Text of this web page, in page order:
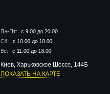
Пн-Пт:
с 9.00 до 20.00
Сб:
с 10.00 до 18.00
Вс:
с 11.00 до 18.00
Киев, Харьковское Шоссе, 144Б
ПОКАЗАТЬ НА КАРТЕ